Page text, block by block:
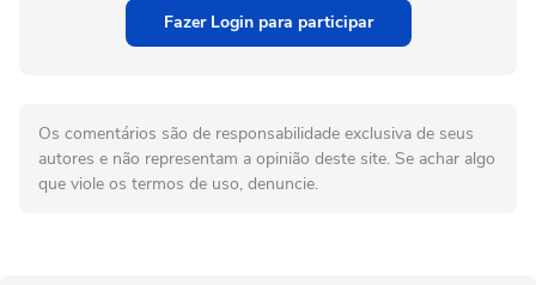
Fazer Login para participar
Os comentários são de responsabilidade exclusiva de seus
autores e não representam a opinião deste site. Se achar algo
que viole os termos de uso, denuncie.